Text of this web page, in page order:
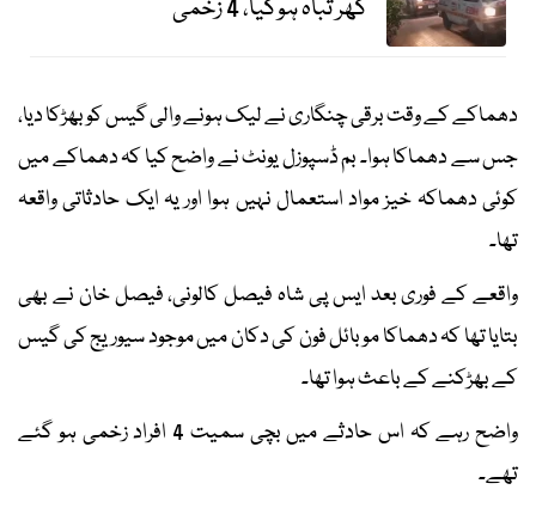
گھر تباہ ہوگیا، 4 زخمی
دھماکے کے وقت برقی چنگاری نے لیک ہونے والی گیس کو بھڑکا دیا،
جس سے دھماکا ہوا۔ بم ڈسپوزل یونٹ نے واضح کیا کہ دھماکے میں
کوئی دھماکہ خیز مواد استعمال نہیں ہوا اور یہ ایک حادثاتی واقعہ
تھا۔
واقعے کے فوری بعد ایس پی شاہ فیصل کالونی، فیصل خان نے بھی
بتایا تھا کہ دھماکا موبائل فون کی دکان میں موجود سیوریج کی گیس
کے بھڑکنے کے باعث ہوا تھا۔
واضح رہے کہ اس حادثے میں بچی سمیت 4 افراد زخمی ہو گئے
تھے۔